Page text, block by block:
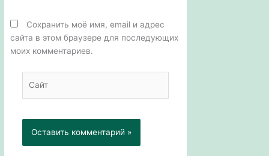
Сохранить моё имя, email и адрес
сайта в этом браузере для последующих
моих комментариев.